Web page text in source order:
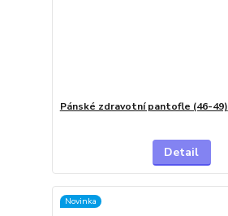
Pánské zdravotní pantofle (46-49)
Detail
Novinka